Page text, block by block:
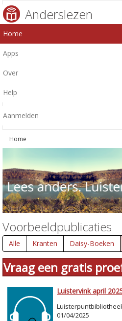
Anderslezen
Home
Apps
Over
Help
Aanmelden
Home
Voorbeeldpublicaties
Alle Kranten Daisy-Boeken
Vraag een gratis
Luistervink april
01/04/2025